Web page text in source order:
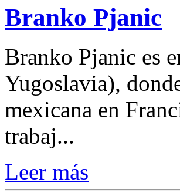
Branko Pjanic
Branko Pjanic es
Yugoslavia),
mexicana en
trabaj...
Leer más